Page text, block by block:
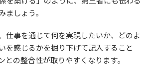
ましょう。
仕事を通じて何を実現したいか、どのよ
を感じるかを掘り下げて記入すること
との整合性が取りやすくなります。